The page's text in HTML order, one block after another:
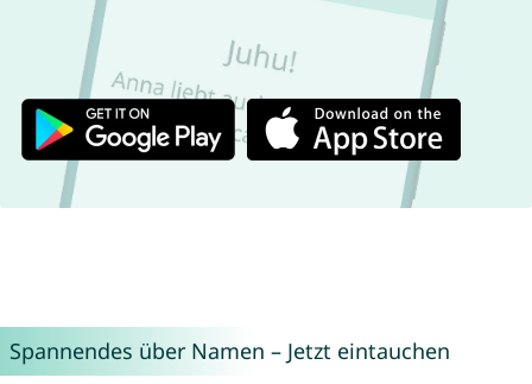
Spannendes über Namen – Jetzt eintauchen